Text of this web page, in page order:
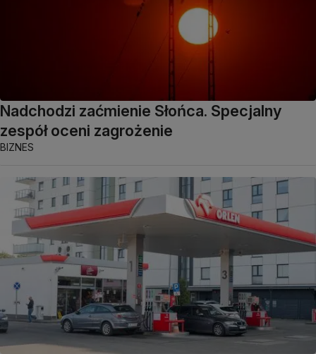
Nadchodzi zaćmienie Słońca. Specjalny
zespół oceni zagrożenie
BIZNES